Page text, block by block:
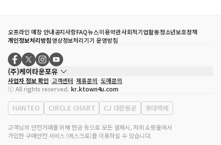
오프라인 매장 안내공지사항FAQ뉴스이용약관사회적기업활동청소년보호정책
개인정보처리방침영상정보처리기기 운영방침
(주)케이타운포유
대표자
송효민
사업자등록번호
120-87-71116
통신판매업 신고번호 제2011-서울강남-02223
대표전화
02-552-9855
사업자 정보 확인 고객센터 제휴문의 도매문의
ⓒ All rights reserved. kr.ktown4u.com
HANTEO CIRCLE CHART CJ 대한통운 롯데택배
고객님의 안전거래를 위해 현금 등으로 모든 결제시, 저희 쇼핑몰에서
가입한 구매안전 서비스 (에스크로)를 이용하실 수 있습니다.